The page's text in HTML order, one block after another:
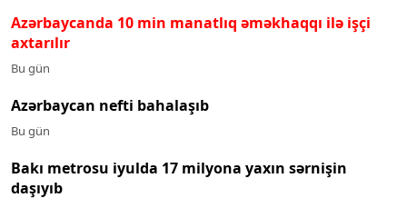
Azərbaycanda 10 min manatlıq əməkhaqqı ilə işçi
axtarılır
Bu gün
Azərbaycan nefti bahalaşıb
Bu gün
Bakı metrosu iyulda 17 milyona yaxın sərnişin
daşıyıb